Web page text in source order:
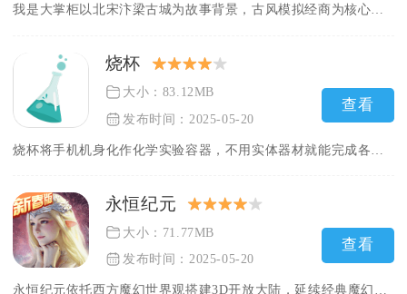
我是大掌柜以北宋汴梁古城为故事背景，古风模拟经商为核心玩法，...
烧杯
大小：83.12MB
发布时间：2025-05-20
查看
永恒纪元
大小：71.77MB
发布时间：2025-05-20
查看